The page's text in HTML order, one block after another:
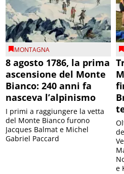
MONTAGNA
8 agosto 1786, la prima
ascensione del Monte
Bianco: 240 anni fa
nasceva l’alpinismo
I primi a raggiungere la vetta
del Monte Bianco furono
Jacques Balmat e Michel
Gabriel Paccard
e